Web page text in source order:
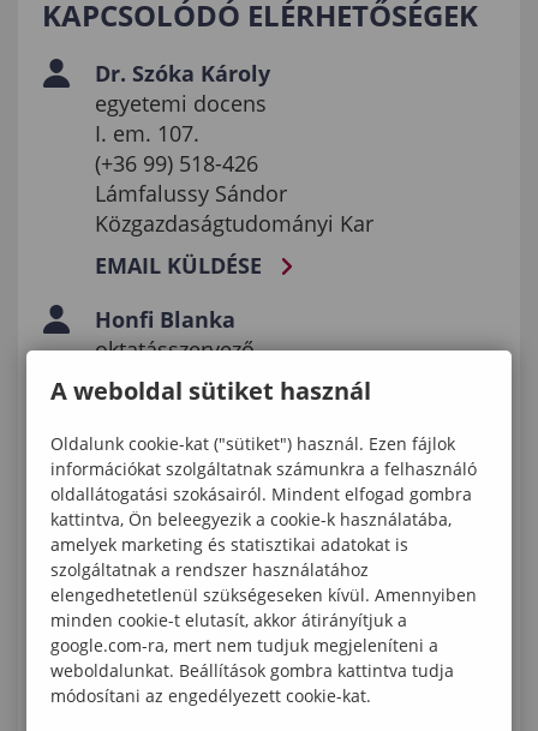
KAPCSOLÓDÓ ELÉRHETŐSÉGEK
Dr. Szóka Károly
egyetemi docens
I. em. 107.
(+36 99) 518-426
Lámfalussy Sándor
Közgazdaságtudományi Kar
EMAIL KÜLDÉSE
Honfi Blanka
oktatásszervező
1123 Budapest, Alkotás u. 42-48.
(+36 30) 886-5401
Lámfalussy Sándor
Közgazdaságtudományi Kar
EMAIL KÜLDÉSE
Rázsi Claudia Regina
tanulmányi előadó
fsz. 9.
(+36 99) 518-726
Lámfalussy Sándor
Közgazdaságtudományi Kar
A weboldal sütiket használ
Oldalunk cookie-kat ("sütiket") használ. Ezen fájlok
információkat szolgáltatnak számunkra a felhasználó
oldallátogatási szokásairól. Mindent elfogad gombra
kattintva, Ön beleegyezik a cookie-k használatába,
amelyek marketing és statisztikai adatokat is
szolgáltatnak a rendszer használatához
elengedhetetlenül szükségeseken kívül. Amennyiben
minden cookie-t elutasít, akkor átirányítjuk a
google.com-ra, mert nem tudjuk megjeleníteni a
weboldalunkat. Beállítások gombra kattintva tudja
módosítani az engedélyezett cookie-kat.